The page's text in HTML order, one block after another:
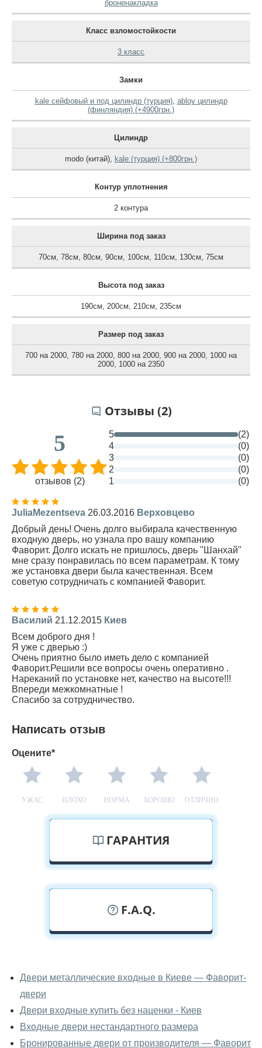
броненакладка
Класс взломостойкости
3 класс
Замки
kale сейфовый и под цилиндр (турция), abloy цилиндр
(финляндия) (+4900грн.)
Цилиндр
modo (китай), kale (турция) (+800грн.)
Контур уплотнения
2 контура
Ширина под заказ
70см, 78см, 80см, 90см, 100см, 110см, 130см, 75см
Высота под заказ
190см, 200см, 210см, 235см
Размер под заказ
700 на 2000, 780 на 2000, 800 на 2000, 900 на 2000, 1000 на
2000, 1000 на 2350
Отзывы (2)
5
отзывов (2)
5
(2)
4
(0)
3
(0)
2
(0)
1
(0)
JuliaMezentseva 26.03.2016 Верховцево
Добрый день! Очень долго выбирала качественную
входную дверь, но узнала про вашу компанию
Фаворит. Долго искать не пришлось, дверь "Шанхай"
мне сразу понравилась по всем параметрам. К тому
же установка двери была качественная. Всем
советую сотрудничать с компанией Фаворит.
Василий 21.12.2015 Киев
Всем доброго дня !
Я уже с дверью :)
Очень приятно было иметь дело с компанией
Фаворит.Решили все вопросы очень оперативно .
Нареканий по установке нет, качество на высоте!!!
Впереди межкомнатные !
Спасибо за сотрудничество.
Написать отзыв
Оцените*
УЖАС ПЛОХО НОРМА ХОРОШО ОТЛИЧНО
ГАРАНТИЯ
F.A.Q.
входные вживую?
Да, можно посмотреть двери входные в нашем
фирменном салоне-магазине.
У вас большой магазин?
Двери металлические входные в Киеве — Фаворит-
двери
Двери входные купить без наценки - Киев
Входные двери нестандартного размера
Бронированные двери от производителя — Фаворит